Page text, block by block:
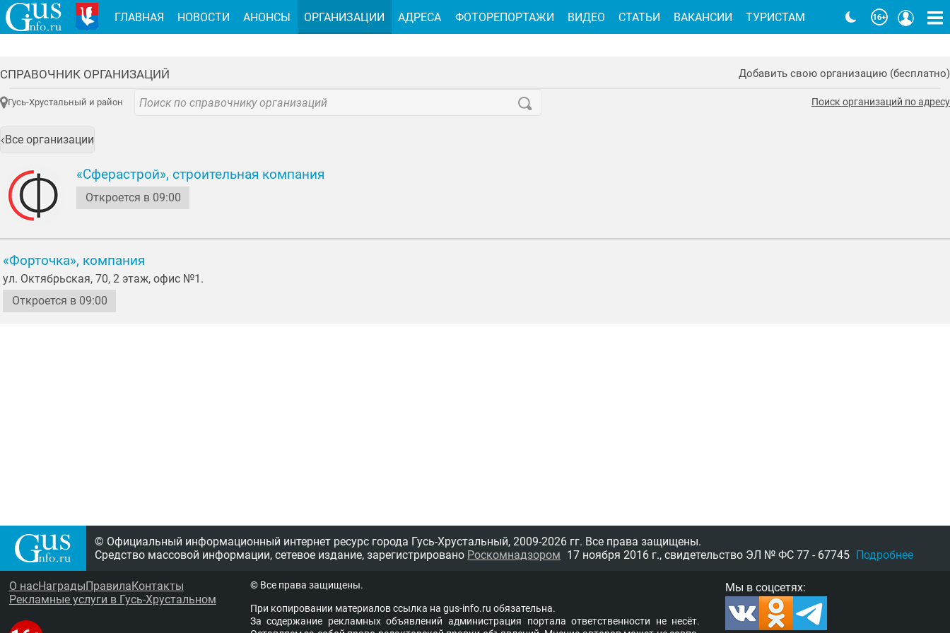
СПРАВОЧНИК ОРГАНИЗАЦИЙ Добавить свою организацию (бесплатно)
Гусь-Хрустальный и район Поиск организаций по адресу
Все организации
«Сферастрой», строительная компания
Откроется в 09:00
«Форточка», компания
ул. Октябрьская, 70, 2 этаж, офис №1.
Откроется в 09:00
ГЛАВНАЯ НОВОСТИ АНОНСЫ ОРГАНИЗАЦИИ АДРЕСА ФОТОРЕПОРТАЖИ ВИДЕО СТАТЬИ ВАКАНСИИ ТУРИСТАМ
© Официальный информационный интернет ресурс города Гусь-Хрустальный, 2009-2026 гг. Все права защищены.
Средство массовой информации, сетевое издание, зарегистрировано Роскомнадзором 17 ноября 2016 г., свидетельство ЭЛ № ФС 77 - 67745 Подробнее
Мы в соцсетях:
О насНаграды Правила Контакты
Рекламные услуги в Гусь-Хрустальном
© Все права защищены.
При копировании материалов ссыл­ка на gus-info.ru обя­за­тель­на.
За содержание рекламных объявлений администра­ция пор­та­ла от­вет­ствен­но­сти не несёт.